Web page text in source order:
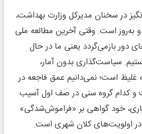
در سخنان مدیرکل وزارت بهداشت،
به‌روز است. وقتی آخرین مطالعه ملی
دور بازمی‌گردد یعنی ما در حال
سیاست‌گذاری بدون آمار،
غلیظ است؛ نمی‌دانیم عمق فاجعه در
و کدام گروه سنی در صف اول آسیب
خود گواهی بر «فراموش‌شدگی»
اولویت‌های کلان شهری است.